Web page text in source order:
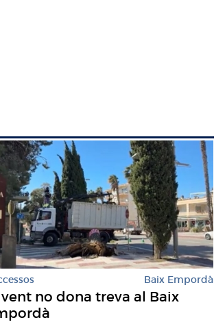
Baix Empordà
vent no dona treva al Baix